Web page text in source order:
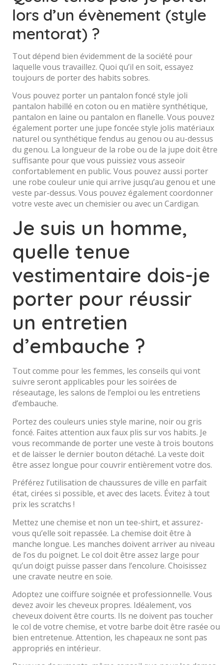
lors d’un évènement (style
mentorat) ?
Tout dépend bien évidemment de la société pour
laquelle vous travaillez. Quoi qu’il en soit, essayez
toujours de porter des habits sobres.
Vous pouvez porter un pantalon foncé style joli
pantalon habillé en coton ou en matière synthétique,
pantalon en laine ou pantalon en flanelle. Vous pouvez
également porter une jupe foncée style jolis matériaux
naturel ou synthétique fendus au genou ou au-dessus
du genou. La longueur de la robe ou de la jupe doit être
suffisante pour que vous puissiez vous asseoir
confortablement en public. Vous pouvez aussi porter
une robe couleur unie qui arrive jusqu’au genou et une
veste par-dessus. Vous pouvez également coordonner
votre veste avec un chemisier ou avec un Cardigan.
Je suis un homme,
quelle tenue
vestimentaire dois-je
porter pour réussir
un entretien
d’embauche ?
Tout comme pour les femmes, les conseils qui vont
suivre seront applicables pour les soirées de
réseautage, les salons de l’emploi ou les entretiens
d’embauche.
Portez des couleurs unies style marine, noir ou gris
foncé. Faites attention aux faux plis sur vos habits. Je
vous recommande de porter une veste à trois boutons
et de laisser le dernier bouton détaché. La veste doit
être assez longue pour couvrir entièrement votre dos.
Préférez l’utilisation de chaussures de ville en parfait
état, cirées si possible, et avec des lacets. Évitez à tout
prix les scratchs !
Mettez une chemise et non un tee-shirt, et assurez-
vous qu’elle soit repassée. La chemise doit être à
manche longue. Les manches doivent arriver au niveau
de l’os du poignet. Le col doit être assez large pour
qu’un doigt puisse passer dans l’encolure. Choisissez
une cravate neutre en soie.
Adoptez une coiffure soignée et professionnelle. Vous
devez avoir les cheveux propres. Idéalement, vos
cheveux doivent être courts. Ils ne doivent pas toucher
le col de votre chemise, et votre barbe doit être rasée ou
bien entretenue. Attention, les chapeaux ne sont pas
appropriés en intérieur.